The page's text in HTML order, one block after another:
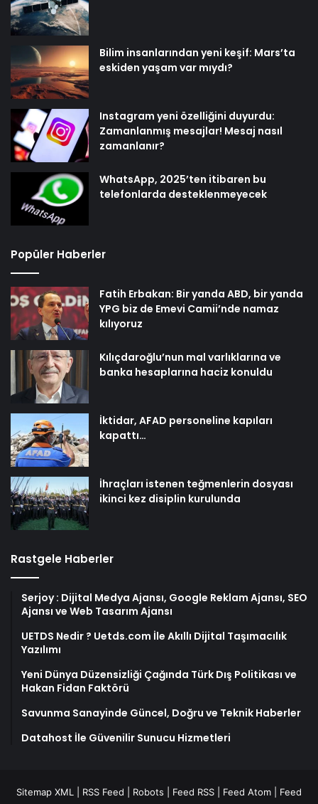
Bilim insanlarından yeni keşif: Mars’ta
eskiden yaşam var mıydı?
Instagram yeni özelliğini duyurdu:
Zamanlanmış mesajlar! Mesaj nasıl
zamanlanır?
WhatsApp, 2025’ten itibaren bu
telefonlarda desteklenmeyecek
Popüler Haberler
Fatih Erbakan: Bir yanda ABD, bir yanda
YPG biz de Emevi Camii’nde namaz
kılıyoruz
Kılıçdaroğlu’nun mal varlıklarına ve
banka hesaplarına haciz konuldu
İktidar, AFAD personeline kapıları
kapattı…
İhraçları istenen teğmenlerin dosyası
ikinci kez disiplin kurulunda
Rastgele Haberler
Serjoy : Dijital Medya Ajansı, Google Reklam Ajansı, SEO
Ajansı ve Web Tasarım Ajansı
UETDS Nedir ? Uetds.com İle Akıllı Dijital Taşımacılık
Yazılımı
Yeni Dünya Düzensizliği Çağında Türk Dış Politikası ve
Hakan Fidan Faktörü
Savunma Sanayinde Güncel, Doğru ve Teknik Haberler
Datahost İle Güvenilir Sunucu Hizmetleri
Sitemap XML RSS Feed Robots Feed RSS Feed Atom
Feed